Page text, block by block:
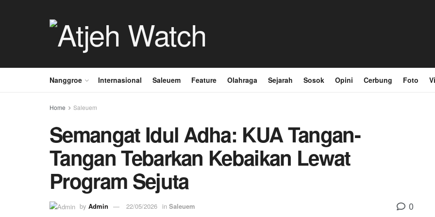
Nanggroe Internasional Saleuem Feature Olahraga Sejarah Sosok Opini Cerbung Foto
Home Saleuem
Semangat Idul Adha: KUA Tangan-
Tangan Tebarkan Kebaikan Lewat
Program Sejuta
by Admin 22/05/2026 in Saleuem 0